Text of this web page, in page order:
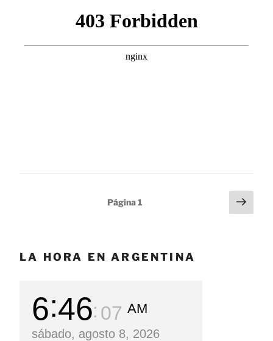
Página1
LA HORA EN ARGENTINA
6 46 08 AM
sábado, agosto 8, 2026